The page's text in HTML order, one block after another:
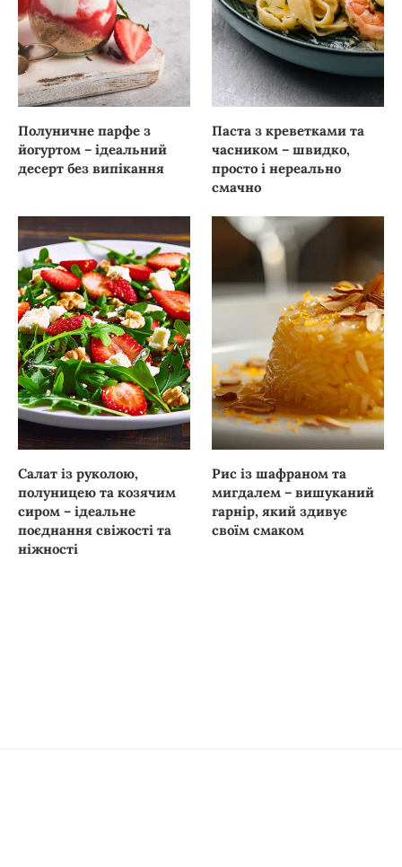
Полуничне парфе з
йогуртом – ідеальний
десерт без випікання
Паста з креветками та
часником – швидко,
просто і нереально
смачно
Салат із руколою,
полуницею та козячим
сиром – ідеальне
поєднання свіжості та
ніжності
Рис із шафраном та
мигдалем – вишуканий
гарнір, який здивує
своїм смаком